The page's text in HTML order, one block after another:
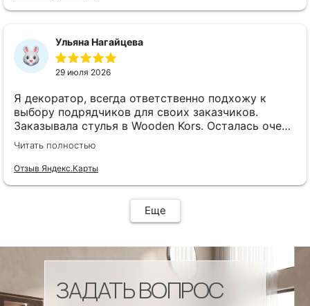
Ульяна Нагайцева
29 июля 2026
Я декоратор, всегда ответственно подхожу к
выбору подрядчиков для своих заказчиков.
Заказывала стулья в Wooden Kors. Осталась очень
довольна качеством, скоростью исполнения,
доставкой! А особенно
клиентоориентированностью менеджеров. Все
удобством гостей! Особенно приятно было то, что
по запросу выслали образцы тканей обивки и я
сочетающееся с основным текстилем ресторана.
Читать полностью
Отзыв Яндекс.Карты
Еще
ЗАДАТЬ ВОПРОС